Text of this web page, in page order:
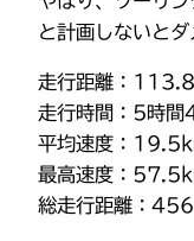
と計画しないとダ
走行距離：
走行時間：5時間
平均速度：
最高速度：
総走行距離：